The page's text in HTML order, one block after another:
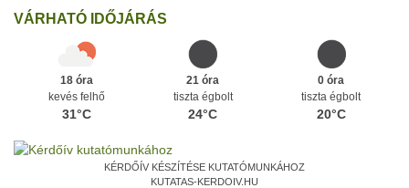
VÁRHATÓ IDŐJÁRÁS
18 óra
kevés felhő
31°C
21 óra
tiszta égbolt
24°C
0 óra
tiszta égbolt
20°C
KÉRDŐÍV KÉSZÍTÉSE KUTATÓMUNKÁHOZ
KUTATAS-KERDOIV.HU